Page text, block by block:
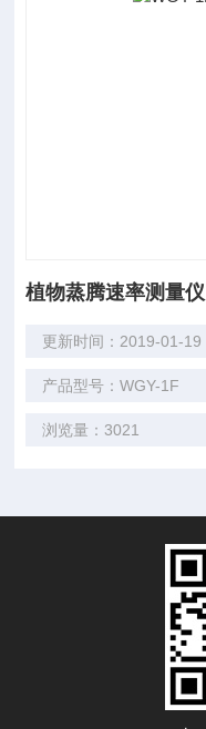
植物蒸腾速率测量仪
更新时间：2019-01-19
产品型号：WGY-1F
浏览量：3021